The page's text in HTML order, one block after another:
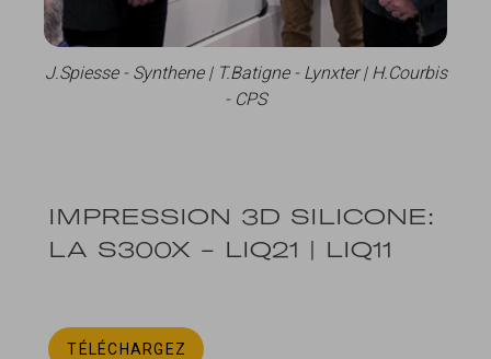
J.Spiesse - Synthene | T.Batigne - Lynxter | H.Courbis
- CPS
IMPRESSION 3D SILICONE:
LA S300X - LIQ21 | LIQ11
TÉLÉCHARGEZ